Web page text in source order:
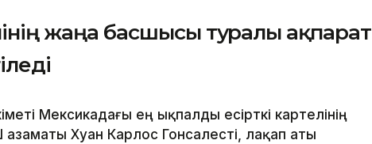
жаңа басшысы туралы ақпарат
Мексикадағы ең ықпалды есірткі картелінің
азаматы Хуан Карлос Гонсалесті, лақап аты